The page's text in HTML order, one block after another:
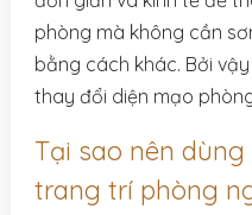
phòng mà không cần
bằng cách khác. Bởi
thay đổi diện mạo
Tại sao nên
trang trí phòng